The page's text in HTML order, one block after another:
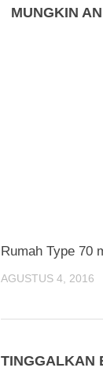
MUNGKIN
Rumah Type 70
AGUSTUS 4, 2016
TINGGALKAN